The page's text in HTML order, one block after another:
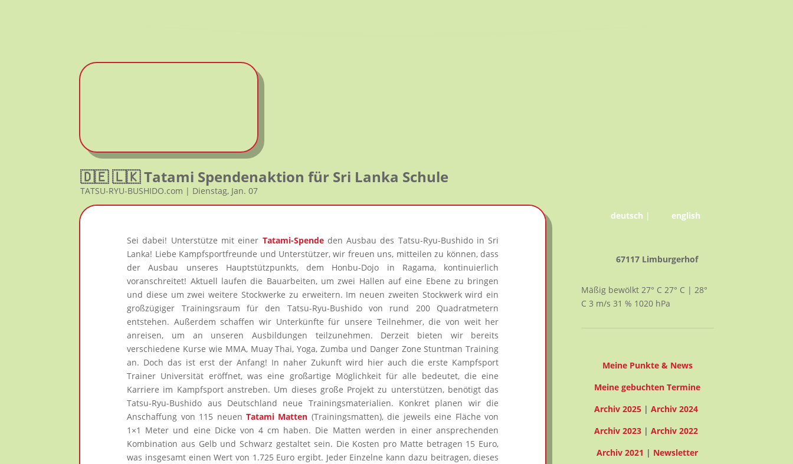
🇩🇪 🇱🇰 Tatami Spendenaktion für Sri Lanka Schule
TATSU-RYU-BUSHIDO.com | Dienstag, Jan. 07
Sei dabei! Unterstütze mit einer Tatami-Spendeden Ausbau des Tatsu-Ryu-Bushido in Sri
Lanka! Liebe Kampfsportfreunde und Unterstützer, wir freuen uns, mitteilen zu können, dass
der Ausbau unseres Hauptstützpunkts, dem Honbu-Dojo in Ragama, kontinuierlich
voranschreitet! Aktuell laufen die Bauarbeiten, um zwei Hallen auf eine Ebene zu bringen
und diese um zwei weitere Stockwerke zu erweitern. Im neuen zweiten Stockwerk wird ein
großzügiger Trainingsraum für den Tatsu-Ryu-Bushido von rund 200 Quadratmetern
entstehen. Außerdem schaffen wir Unterkünfte für unsere Teilnehmer, die von weit her
anreisen, um an unseren Ausbildungen teilzunehmen. Derzeit bieten wir bereits
verschiedene Kurse wie MMA, Muay Thai, Yoga, Zumba und Danger Zone Stuntman Training
an. Doch das ist erst der Anfang! In naher Zukunft wird hier auch die erste Kampfsport
Trainer Universität eröffnet, was eine großartige Möglichkeit für alle bedeutet, die eine
Karriere im Kampfsport anstreben. Um dieses große Projekt zu unterstützen, benötigt das
Tatsu-Ryu-Bushido aus Deutschland neue Trainingsmaterialien. Konkret planen wir die
Anschaffung von 115 neuenTatami Matten (Trainingsmatten), die jeweils eine Fläche von
1×1 Meter und eine Dicke von 4 cm haben. Die Matten werden in einer ansprechenden
Kombination aus Gelb und Schwarz gestaltet sein. Die Kosten pro Matte betragen 15 Euro,
was insgesamt einen Wert von 1.725 Euro ergibt. Jeder Einzelne kann dazu beitragen, dieses
deutsch | english
67117 Limburgerhof
Mäßig bewölkt 27° C 27° C | 28°
C 3 m/s 31% 1020 hPa
Meine Punkte & News
Meine gebuchten Termine
Archiv 2025 |Archiv 2024
Archiv 2023 |Archiv 2022
Archiv 2021 | Newsletter